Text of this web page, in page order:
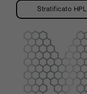
Stratificato HPL